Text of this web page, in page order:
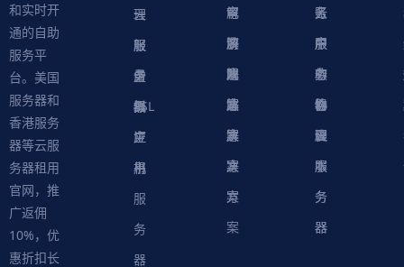
和实时开
通的自助
服务平
台。美国
服务器和
香港服务
器等云服
务器租用
官网，推
广返佣
10%，优
惠折扣长
理
服
务
器
云
服
务
器
轻
量
级
应
用
服
务
器
虚
拟
主
机
SSL
证
书
解
决
方
案
育
解
决
方
案
电
商
解
决
方
案
游
戏
解
决
方
案
网
站
解
决
方
案
云
服
务
器
务
中
心
账
户
中
心
服
务
协
议
软
件
脚
本
物
理
服
务
器
云
服
务
器